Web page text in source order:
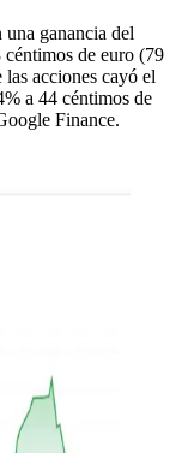
ganancia del
de euro (79
acciones cayó el
a 44 céntimos de
Finance.